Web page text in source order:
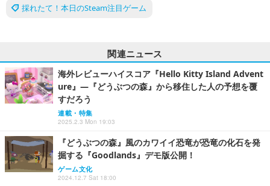
採れたて！本日のSteam注目ゲーム
関連ニュース
海外レビューハイスコア『Hello Kitty Island Advent
ure』―『どうぶつの森』から移住した人の予想を覆
すだろう
連載・特集
2025.2.3 Mon 19:03
『どうぶつの森』風のカワイイ恐竜が恐竜の化石を発
掘する『Goodlands』デモ版公開！
ゲーム文化
2024.12.7 Sat 18:00